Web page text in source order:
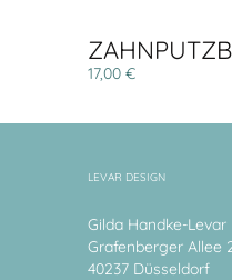
17,00 €
LEVAR DESIGN
Gilda Handke-Levar
Grafenberger Allee
40237 Düsseldorf